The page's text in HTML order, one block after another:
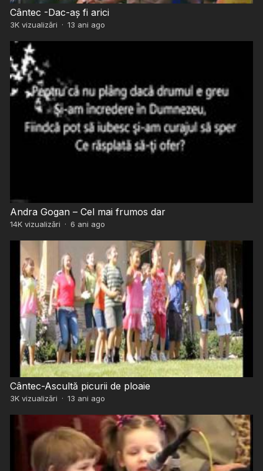
Cântec -Dac-aș fi arici
3Kvizualizări · 13 ani ago
Andra Gogan – Cel mai frumos dar
14Kvizualizări · 6 ani ago
Cântec-Ascultă picurii de ploaie
3Kvizualizări · 13 ani ago